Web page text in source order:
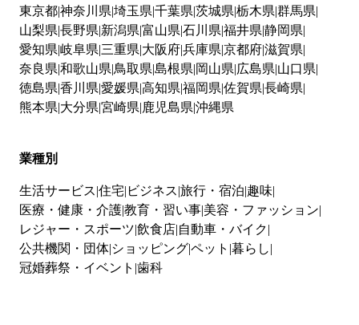
東京都神奈川県 埼玉県 千葉県 茨城県 栃木県 群馬県
山梨県 長野県 新潟県 富山県 石川県 福井県 静岡県
愛知県 岐阜県 三重県 大阪府兵庫県 京都府滋賀県
奈良県 和歌山県 鳥取県 島根県 岡山県 広島県 山口県
徳島県 香川県 愛媛県 高知県 福岡県 佐賀県 長崎県
熊本県 大分県 宮崎県 鹿児島県 沖縄県
業種別
生活サービス 住宅 ビジネス 旅行・宿泊 趣味
医療・健康・介護教育・習い事 美容・ファッション
レジャー・スポーツ 飲食店 自動車・バイク
公共機関・団体 ショッピングペット 暮らし
冠婚葬祭・イベント 歯科